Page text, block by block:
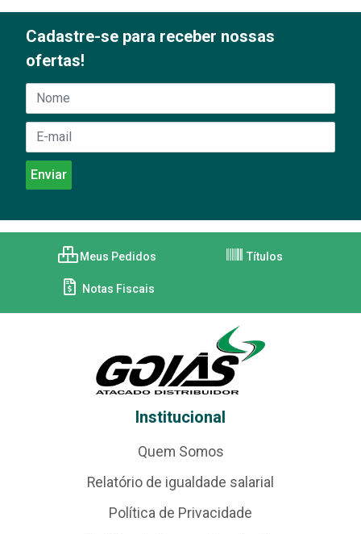
Cadastre-se para receber nossas
ofertas!
Meus Pedidos Títulos
Notas Fiscais
Institucional
Quem Somos
Relatório de igualdade salarial
Política de Privacidade